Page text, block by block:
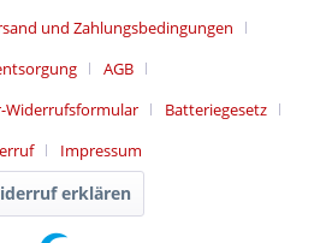
und Zahlungsbedingungen
AGB
Widerrufsformular
Batteriegesetz
Impressum
erklären